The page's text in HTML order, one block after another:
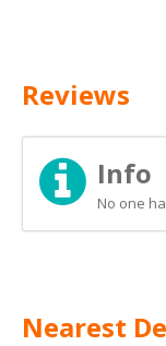
Reviews
Info
No one
Nearest